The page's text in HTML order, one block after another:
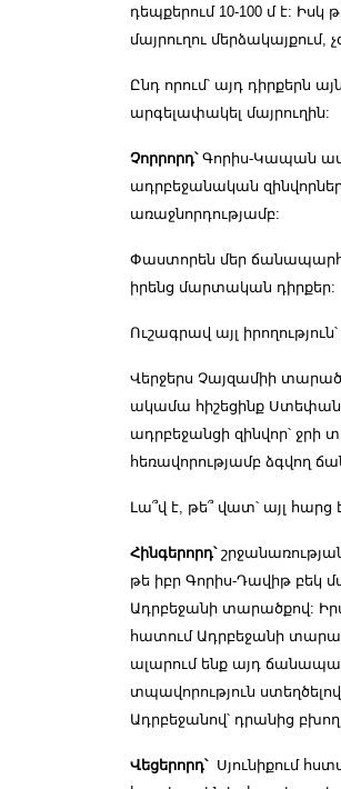
դեպքերում 10-100 մ է:
մայրուղու մերձակայքում,
Ընդ որում՝ այդ դիրքերն
արգելափակել մայրուղին:
Չորրորդ՝Գորիս-Կապան
ադրբեջանական
առաջնորդությամբ:
Փաստորեն մեր
իրենց մարտական դիրքեր:
Ուշագրավ այլ իրողություն՝
Վերջերս Չայզամիի
ակամա հիշեցինք Ստեփան
ադրբեջանցի զինվոր՝ ջրի
հեռավորությամբ ձգվող
Լա՞վ է, թե՞ վատ՝ այլ հարց
Հինգերորդ՝
թե իբր Գորիս-Դավիթ բեկ
Ադրբեջանի տարածքով:
հատում Ադրբեջանի
ալարում ենք այդ
տպավորություն
Ադրբեջանով՝ դրանից
Վեցերորդ՝ Սյունիքում